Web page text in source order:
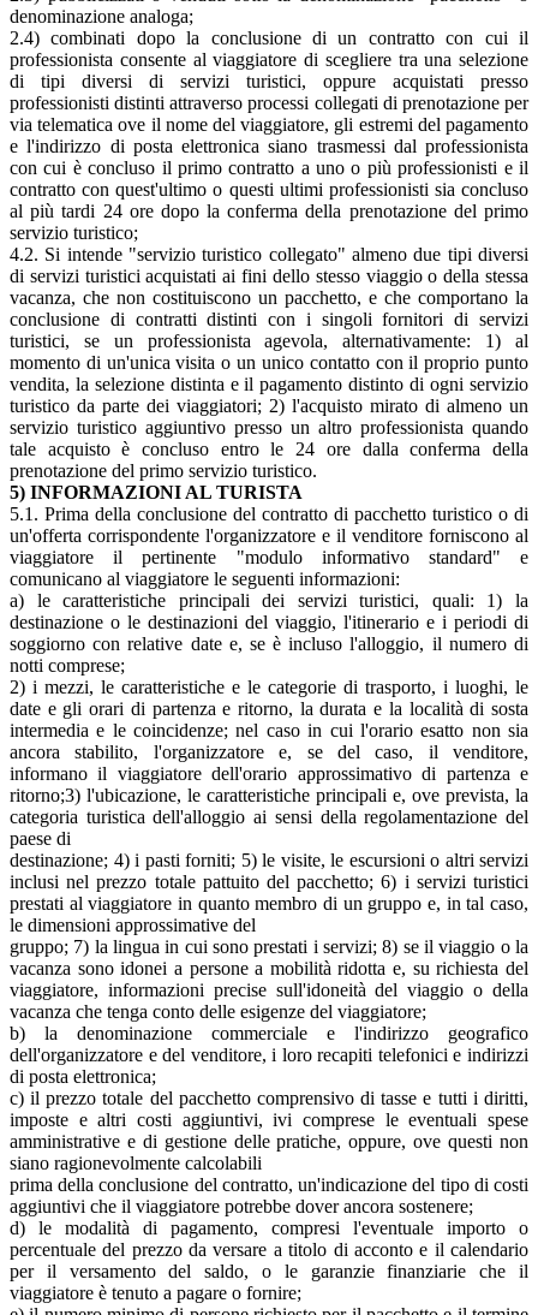
denominazione analoga;
2.4) combinati dopo la conclusione di un contratto con cui il
professionista consente al viaggiatore di scegliere tra una selezione
di tipi diversi di servizi turistici, oppure acquistati presso
professionisti distinti attraverso processi collegati di prenotazione per
via telematica ove il nome del viaggiatore, gli estremi del pagamento
e l'indirizzo di posta elettronica siano trasmessi dal professionista
con cui è concluso il primo contratto a uno o più professionisti e il
contratto con quest'ultimo o questi ultimi professionisti sia concluso
al più tardi 24 ore dopo la conferma della prenotazione del primo
servizio turistico;
4.2. Si intende "servizio turistico collegato" almeno due tipi diversi
di servizi turistici acquistati ai fini dello stesso viaggio o della stessa
vacanza, che non costituiscono un pacchetto, e che comportano la
conclusione di contratti distinti con i singoli fornitori di servizi
turistici, se un professionista agevola, alternativamente: 1) al
momento di un'unica visita o un unico contatto con il proprio punto
vendita, la selezione distinta e il pagamento distinto di ogni servizio
turistico da parte dei viaggiatori; 2) l'acquisto mirato di almeno un
servizio turistico aggiuntivo presso un altro professionista quando
tale acquisto è concluso entro le 24 ore dalla conferma della
prenotazione del primo servizio turistico.
5) INFORMAZIONI AL TURISTA
5.1. Prima della conclusione del contratto di pacchetto turistico o di
un'offerta corrispondente l'organizzatore e il venditore forniscono al
viaggiatore il pertinente "modulo informativo standard" e
comunicano al viaggiatore le seguenti informazioni:
a) le caratteristiche principali dei servizi turistici, quali: 1) la
destinazione o le destinazioni del viaggio, l'itinerario e i periodi di
soggiorno con relative date e, se è incluso l'alloggio, il numero di
notti comprese;
2) i mezzi, le caratteristiche e le categorie di trasporto, i luoghi, le
date e gli orari di partenza e ritorno, la durata e la località di sosta
intermedia e le coincidenze; nel caso in cui l'orario esatto non sia
ancora stabilito, l'organizzatore e, se del caso, il venditore,
informano il viaggiatore dell'orario approssimativo di partenza e
ritorno;3) l'ubicazione, le caratteristiche principali e, ove prevista, la
categoria turistica dell'alloggio ai sensi della regolamentazione del
paese di
destinazione; 4) i pasti forniti; 5) le visite, le escursioni o altri servizi
inclusi nel prezzo totale pattuito del pacchetto; 6) i servizi turistici
prestati al viaggiatore in quanto membro di un gruppo e, in tal caso,
le dimensioni approssimative del
gruppo; 7) la lingua in cui sono prestati i servizi; 8) se il viaggio o la
vacanza sono idonei a persone a mobilità ridotta e, su richiesta del
viaggiatore, informazioni precise sull'idoneità del viaggio o della
vacanza che tenga conto delle esigenze del viaggiatore;
b) la denominazione commerciale e l'indirizzo geografico
dell'organizzatore e del venditore, i loro recapiti telefonici e indirizzi
di posta elettronica;
c) il prezzo totale del pacchetto comprensivo di tasse e tutti i diritti,
imposte e altri costi aggiuntivi, ivi comprese le eventuali spese
amministrative e di gestione delle pratiche, oppure, ove questi non
siano ragionevolmente calcolabili
prima della conclusione del contratto, un'indicazione del tipo di costi
aggiuntivi che il viaggiatore potrebbe dover ancora sostenere;
d) le modalità di pagamento, compresi l'eventuale importo o
percentuale del prezzo da versare a titolo di acconto e il calendario
per il versamento del saldo, o le garanzie finanziarie che il
viaggiatore è tenuto a pagare o fornire;